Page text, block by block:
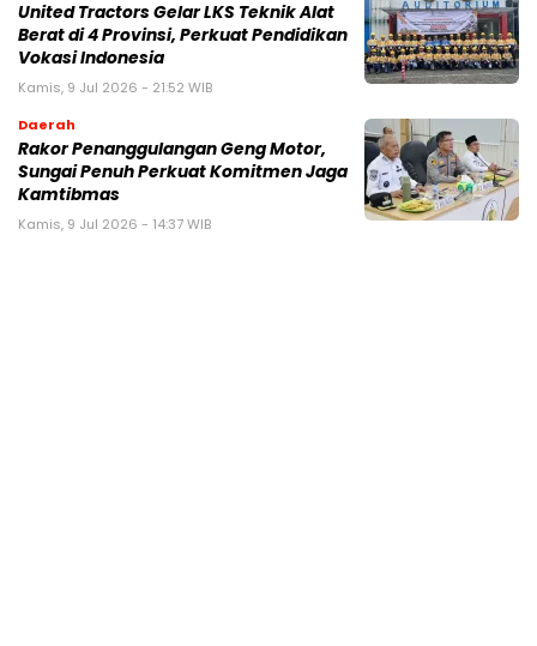
United Tractors Gelar LKS Teknik Alat
Berat di 4 Provinsi, Perkuat Pendidikan
Vokasi Indonesia
Kamis, 9 Jul 2026 - 21:52 WIB
Daerah
Rakor Penanggulangan Geng Motor,
Sungai Penuh Perkuat Komitmen Jaga
Kamtibmas
Kamis, 9 Jul 2026 - 14:37 WIB